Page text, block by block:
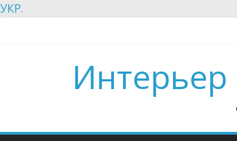
УКР.
Интерьер